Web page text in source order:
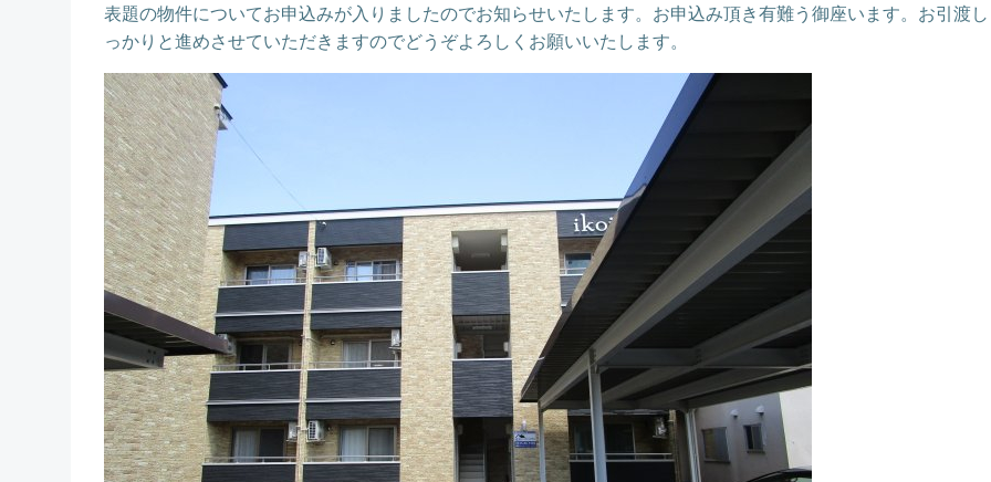
表題の物件についてお申込みが入りましたのでお知らせいたします。お申込み頂き有難う御座います。お引渡
っかりと進めさせていただきますのでどうぞよろしくお願いいたします。